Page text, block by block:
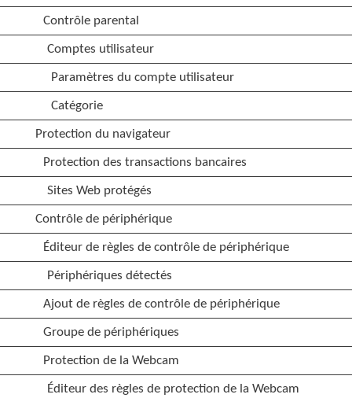
Contrôle parental
Comptes utilisateur
Paramètres du compte utilisateur
Catégorie
Protection du navigateur
Protection des transactions bancaires
Sites Web protégés
Contrôle de périphérique
Éditeur de règles de contrôle de périphérique
Périphériques détectés
Ajout de règles de contrôle de périphérique
Groupe de périphériques
Protection de la Webcam
Éditeur des règles de protection de la Webcam